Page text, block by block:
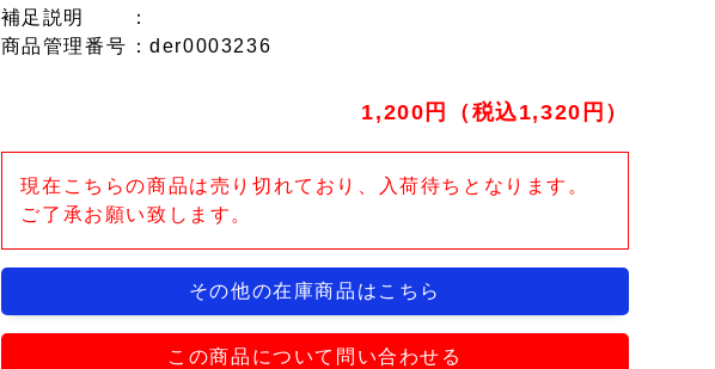
補足説明
：
商品管理番号 ：der0003236
1,200円（税込1,320円）
現在こちらの商品は売り切れており、入荷待ちとなります。
ご了承お願い致します。
その他の在庫商品はこちら
この商品について問い合わせる